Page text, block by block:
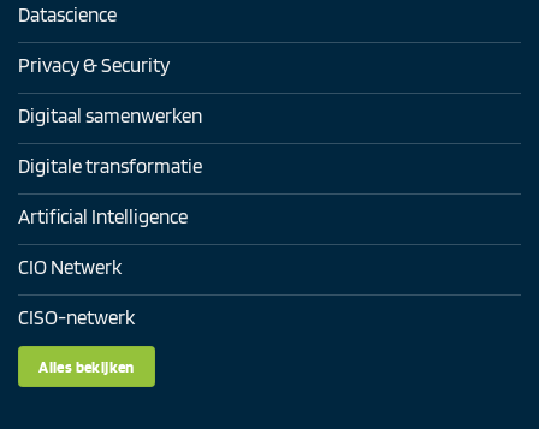
Datascience
Privacy & Security
Digitaal samenwerken
Digitale transformatie
Artificial Intelligence
CIO Netwerk
CISO-netwerk
Alles bekijken